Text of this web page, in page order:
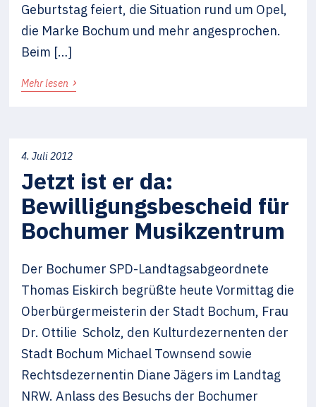
Geburtstag feiert, die Situation rund um Opel,
die Marke Bochum und mehr angesprochen.
Beim […]
Mehr lesen ›
4. Juli 2012
Jetzt ist er da:
Bewilligungsbescheid für
Bochumer Musikzentrum
Der Bochumer SPD-Landtagsabgeordnete
Thomas Eiskirch begrüßte heute Vormittag die
Oberbürgermeisterin der Stadt Bochum, Frau
Dr. Ottilie Scholz, den Kulturdezernenten der
Stadt Bochum Michael Townsend sowie
Rechtsdezernentin Diane Jägers im Landtag
NRW. Anlass des Besuchs der Bochumer